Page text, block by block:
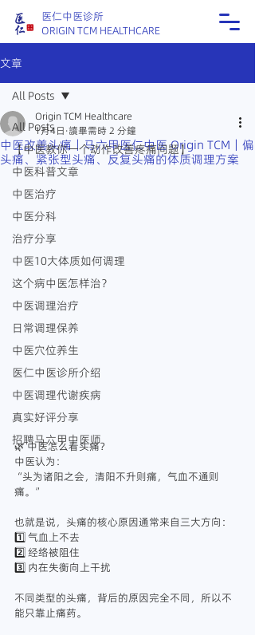
医仁中医诊所
ORIGIN TCM HEALTHCARE
文章
All Posts
【中医教你一个动作改善疼痛问题】
中医科普文章
中医治疗
中医分科
治疗分享
中医10大体质如何调理
这个病中医怎样治？
中医调理治疗
日常调理保养
中医穴位养生
医仁中医诊所介绍
中医调理代谢疾病
真实好评分享
招聘马六甲中医师
All Posts
中医改善头痛｜马六甲医仁中医 Origin TCM｜偏
头痛、紧张型头痛、反复头痛的体质调理方案
Origin TCM Healthcare
1月4日 讀畢需時 2 分鐘
🌿 中医怎么看头痛？
中医认为：
“头为诸阳之会，清阳不升则痛，气血不通则
痛。”
也就是说，头痛的核心原因通常来自三大方向：
1️⃣ 气血上不去
2️⃣ 经络被阻住
3️⃣ 内在失衡向上干扰
不同类型的头痛，背后的原因完全不同，所以不
能只靠止痛药。